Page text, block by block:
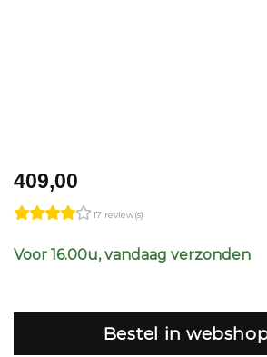
409,00
17 review(s)
Voor 16.00u, vandaag verzonden
Bestel in